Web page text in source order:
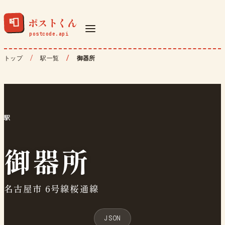
📮 ポストくん
トップ 駅一覧 御器所
駅
御器所
名古屋市 6号線桜通線
JSON